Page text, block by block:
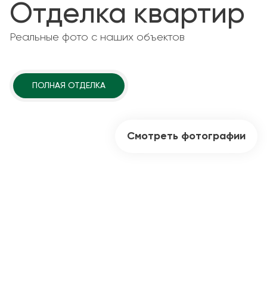
Отделка квартир
Реальные фото с наших объектов
ПОЛНАЯ ОТДЕЛКА
Смотреть фотографии